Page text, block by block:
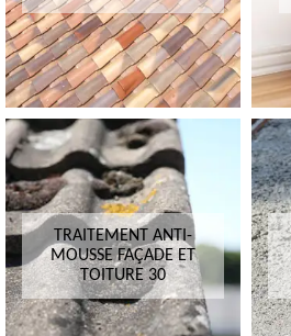
TRAITEMENT ANTI-
MOUSSE FAÇADE ET
TOITURE 30